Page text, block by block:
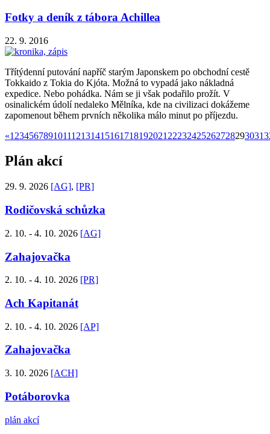
Fotky a deník z tábora Achillea
22. 9. 2016
Třítýdenní putování napříč starým Japonskem po obchodní cestě
Tokkaido z Tokia do Kjóta. Možná to vypadá jako nákladná
expedice. Nebo pohádka. Nám se ji však podařilo prožít. V
osinalickém údolí nedaleko Mělníka, kde na civilizaci dokážeme
zapomenout během prvních několika málo minut po příjezdu.
«1 23456789101112131415161718192021 22232425262728293031
Plán akcí
29. 9. 2026 [AG], [PR]
Rodičovská schůzka
2. 10. - 4. 10. 2026 [AG]
Zahajovačka
2. 10. - 4. 10. 2026 [PR]
Ach Kapitanát
2. 10. - 4. 10. 2026 [AP]
Zahajovačka
3. 10. 2026 [ACH]
Potáborovka
plán akcí